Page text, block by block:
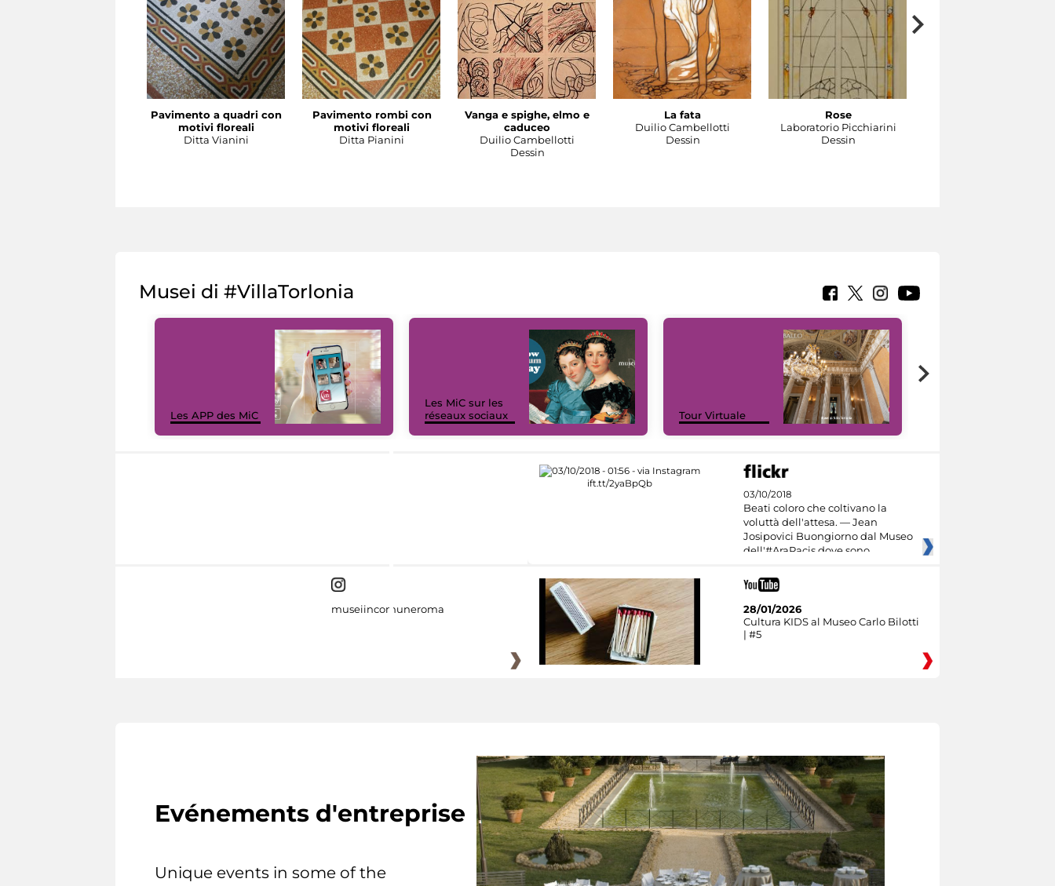
Pavimento a quadri con
motivi floreali
Ditta Vianini
Pavimento rombi con
motivi floreali
Ditta Pianini
Vanga e spighe, elmo e
caduceo
Duilio Cambellotti
Dessin
La fata
Duilio Cambellotti
Dessin
Rose
Laboratorio Picchiarini
Dessin
Musei di #VillaTorlonia
Les APP des MiC
Les MiC sur les
réseaux sociaux
Tour Virtuale
03/10/2018
Beati coloro che coltivano la
voluttà dell'attesa. — Jean
Josipovici Buongiorno dal Museo
dell'#AraPacis dove sono
museiincomuneroma
28/01/2026
Cultura KIDS al Museo Carlo Bilotti
| #5
Evénements d'entreprise
Unique events in some of the